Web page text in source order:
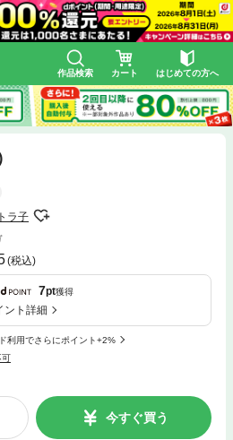
作品検索 カート はじめての方へ
ラ子
(税込)
7pt獲得
ント詳細
利用でさらにポイント+2%
可
今すぐ買う